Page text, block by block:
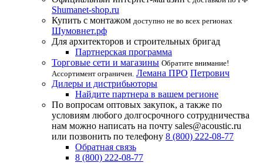
Shumanet-shop.ru
Купить с монтажом доступно не во всех регионах
Шумовнет.рф
Для архитекторов и строительных бригад
Партнерская программа
Торговые сети и магазины Обратите внимание!
Ассортимент ограничен. Лемана ПРО Петрович
Дилеры и дистрибьюторы
Найдите партнера в вашем регионе
По вопросам оптовых закупок, а также по
условиям любого долгосрочного сотрудничества
нам можно написать на почту sales@acoustic.ru
или позвонить по телефону 8 (800) 222-08-77
Обратная связь
8 (800) 222-08-77